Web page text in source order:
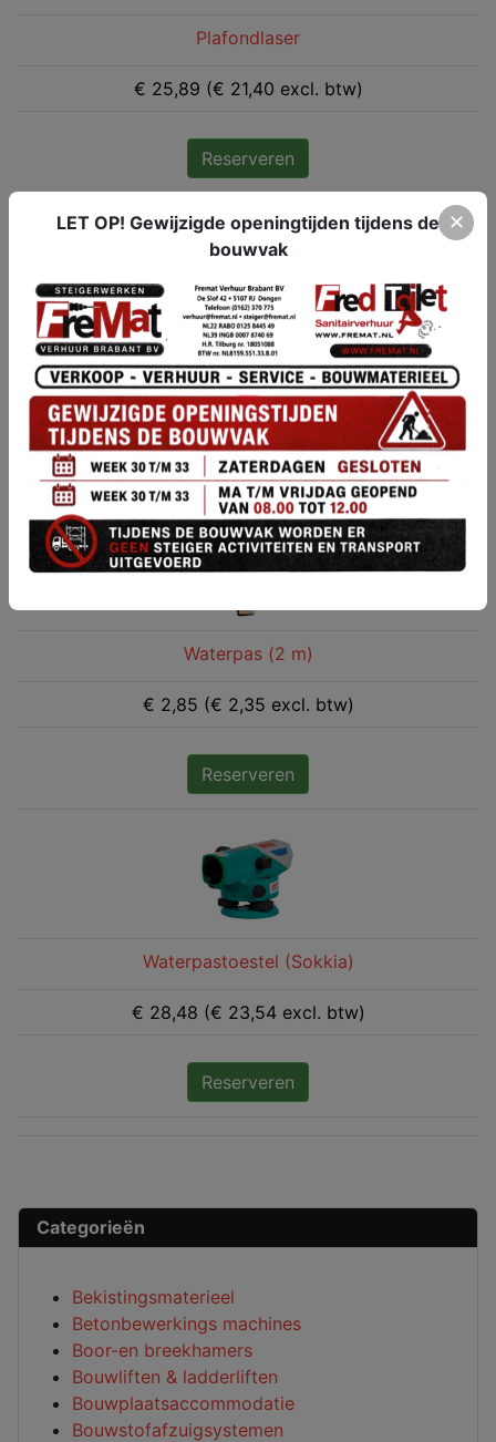
Categorieën
Bekistingsmaterieel
Betonbewerkings machines
Boor-en breekhamers
Bouwliften & ladderliften
Bouwplaatsaccommodatie
Bouwstofafzuigsystemen
Plafondlaser
€ 25,89 (€ 21,40 excl. btw)
Reserveren
Theodoliet
€ 106,81 (€ 88,28 excl. btw)
Reserveren
Waterpas (2 m)
€ 2,85 (€ 2,35 excl. btw)
Reserveren
Waterpastoestel (Sokkia)
€ 28,48 (€ 23,54 excl. btw)
Reserveren
✕
LET OP! Gewijzigde openingtijden tijdens de
bouwvak